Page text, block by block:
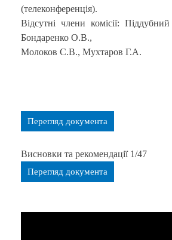
(телеконференція).
Відсутні члени комісії:
Бондаренко О.В.,
Молоков С.В., Мухтаров Г.А.
Перегляд документа
Висновки та рекомендації 1/47
Перегляд документа